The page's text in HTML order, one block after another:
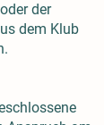
der
dem Klub